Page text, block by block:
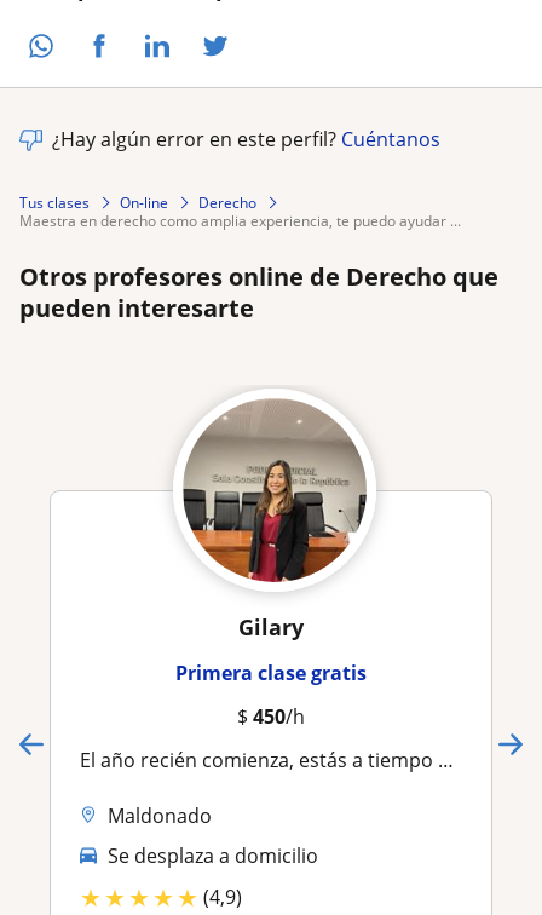
¿Hay algún error en este perfil? Cuéntanos
Tus clases On-line
Derecho
maestra en derecho como amplia experiencia, te puedo ayudar ...
Otros profesores online de Derecho que
pueden interesarte
Gilary
Primera clase gratis
$ 450/h
El año recién comienza, estás a tiempo de dar seguimiento a tus materias para no atrasarte! clases presenciales y online
Maldonado
Se desplaza a domicilio
★★★★★ (4,9)